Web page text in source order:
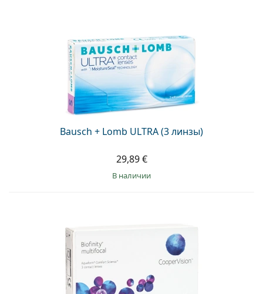
Bausch + Lomb ULTRA (3 линзы)
29,89 €
в наличии